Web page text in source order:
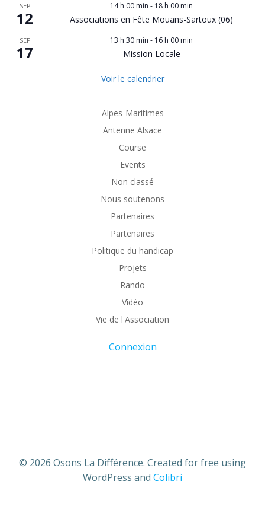
SEP
12
14 h 00 min - 18 h 00 min
Associations en Fête Mouans-Sartoux (06)
SEP
17
13 h 30 min - 16 h 00 min
Mission Locale
Voir le calendrier
Alpes-Maritimes
Antenne Alsace
Course
Events
Non classé
Nous soutenons
Partenaires
Partenaires
Politique du handicap
Projets
Rando
Vidéo
Vie de l'Association
Connexion
© 2026 Osons La Différence. Created for free using
WordPress and Colibri